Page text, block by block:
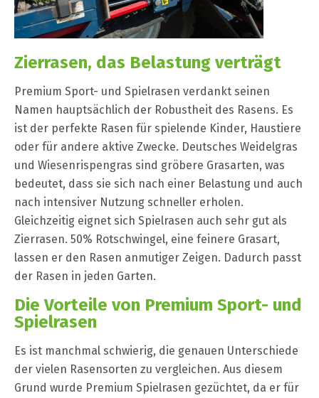
Zierrasen, das Belastung verträgt
Premium Sport- und Spielrasen verdankt seinen
Namen hauptsächlich der Robustheit des Rasens. Es
ist der perfekte Rasen für spielende Kinder, Haustiere
oder für andere aktive Zwecke. Deutsches Weidelgras
und Wiesenrispengras sind gröbere Grasarten, was
bedeutet, dass sie sich nach einer Belastung und auch
nach intensiver Nutzung schneller erholen.
Gleichzeitig eignet sich Spielrasen auch sehr gut als
Zierrasen. 50% Rotschwingel, eine feinere Grasart,
lassen er den Rasen anmutiger Zeigen. Dadurch passt
der Rasen in jeden Garten.
Die Vorteile von Premium Sport- und
Spielrasen
Es ist manchmal schwierig, die genauen Unterschiede
der vielen Rasensorten zu vergleichen. Aus diesem
Grund wurde Premium Spielrasen gezüchtet, da er für